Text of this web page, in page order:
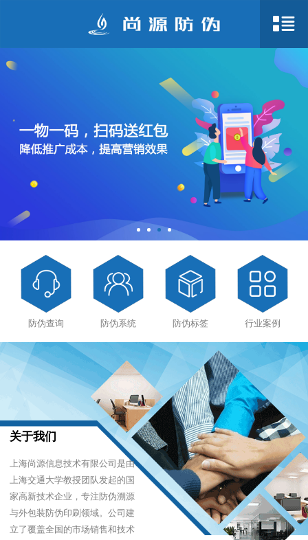
防伪查询 防伪系统 防伪标签 行业案例
关于我们
上海尚源信息技术有限公司是由
上海交通大学教授团队发起的国
家高新技术企业，专注防伪溯源
与外包装防伪印刷领域。公司建
立了覆盖全国的市场销售和技术